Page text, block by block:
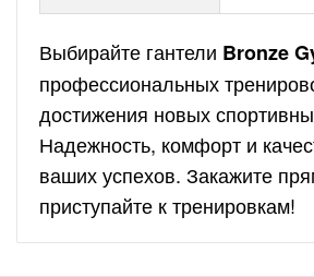
Выбирайте гантели Bronze
профессиональных
достижения новых
Надежность, комфорт и
ваших успехов. Закажите
приступайте к тренировкам!